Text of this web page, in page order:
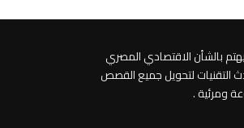
بالشأن الاقتصادي المصري
التقنيات لتحويل جميع القصص
ومرئية .